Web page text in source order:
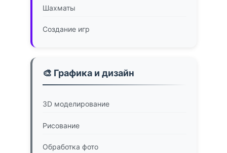
Шахматы
Создание игр
🎨 Графика и дизайн
3D моделирование
Рисование
Обработка фото